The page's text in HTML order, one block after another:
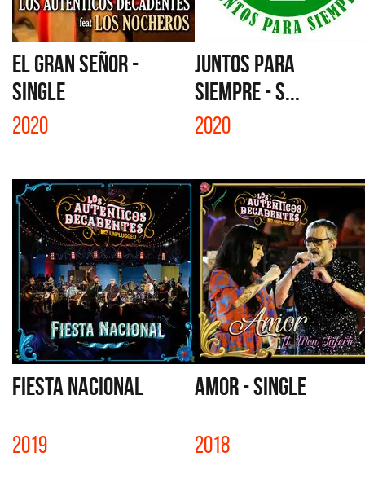
EL GRAN SEÑOR -
SINGLE
2020
JUNTOS PARA
SIEMPRE - S...
2020
FIESTA NACIONAL
2019
AMOR - SINGLE
2018